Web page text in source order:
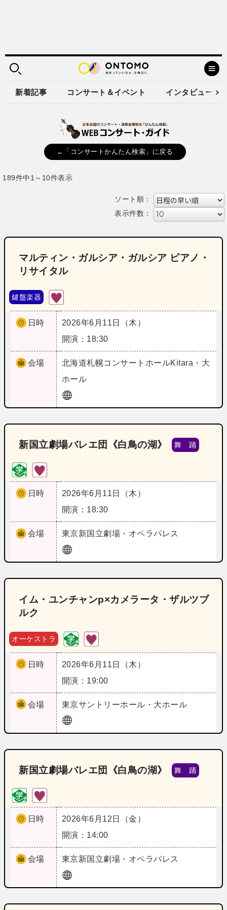
新着記事 コンサート＆イベント インタビュー
←「コンサートかんたん検索」に戻る
189件中1～10件表示
ソート順：
表示件数：
マルティン・ガルシア・ガルシア ピアノ・
リサイタル
鍵盤楽器
日時
2026年6月11日（木）
開演：18:30
会場 北海道札幌コンサートホールKitara・大
ホール
新国立劇場バレエ団《白鳥の湖》 舞 踊
日時
2026年6月11日（木）
開演：18:30
会場 東京新国立劇場・オペラパレス
イム・ユンチャンp×カメラータ・ザルツブ
ルク
オーケストラ
日時
2026年6月11日（木）
開演：19:00
会場 東京サントリーホール・大ホール
新国立劇場バレエ団《白鳥の湖》 舞 踊
日時
2026年6月12日（金）
開演：14:00
会場 東京新国立劇場・オペラパレス